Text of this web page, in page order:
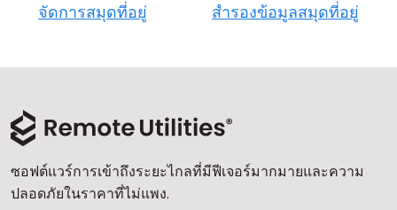
จัดการสมุดที่อยู่
สำรองข้อมูลสมุดที่อยู่
ซอฟต์แวร์การเข้าถึงระยะไกลที่มีฟีเจอร์มากมายและความ
ปลอดภัยในราคาที่ไม่แพง.